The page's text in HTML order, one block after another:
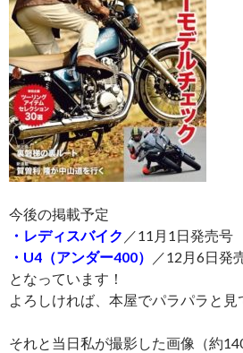
今後の掲載予定
・レディスバイク ／11月1日発売号
・U4（アンダー400）
／12月6日発
となっています！
よろしければ、本屋でパラパラと
それと当日私が撮影した画像（約